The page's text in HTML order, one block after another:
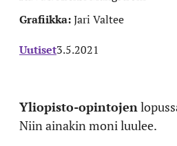
Grafiikka:Jari Valtee
Uutiset3.5.2021
Yliopisto-opintojen
Niin ainakin moni luulee.